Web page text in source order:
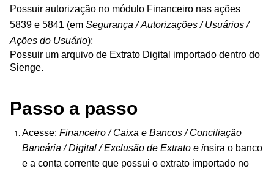
Possuir autorização no módulo Financeiro nas ações
5839 e 5841 (em Segurança / Autorizações / Usuários /
Ações do Usuário);
Possuir um arquivo de Extrato Digital importado dentro do
Sienge.
Passo a passo
Acesse: Financeiro / Caixa e Bancos / Conciliação
Bancária / Digital / Exclusão de Extrato e insira o banco
e a conta corrente que possui o extrato importado no